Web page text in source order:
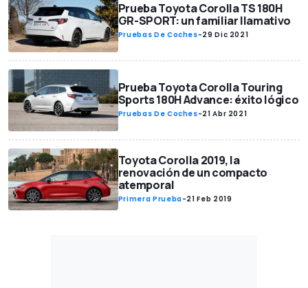
Prueba Toyota Corolla TS 180H
GR-SPORT: un familiar llamativo
Pruebas De Coches-29 Dic 2021
Prueba Toyota Corolla Touring
Sports 180H Advance: éxito lógico
Pruebas De Coches-21 Abr 2021
Toyota Corolla 2019, la
renovación de un compacto
atemporal
Primera Prueba-21 Feb 2019